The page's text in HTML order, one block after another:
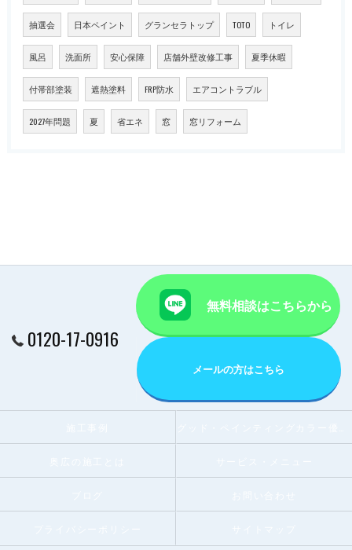
抽選会 日本ペイント グランセラトップ TOTO トイレ
風呂 洗面所 安心保障 店舗外壁改修工事 夏季休暇
付帯部塗装 遮熱塗料 FRP防水 エアコントラブル
2027年問題 夏 省エネ 窓 窓リフォーム
0120-17-0916
無料相談はこちらから
メールの方はこちら